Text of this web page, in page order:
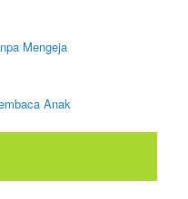
Mengeja
Anak